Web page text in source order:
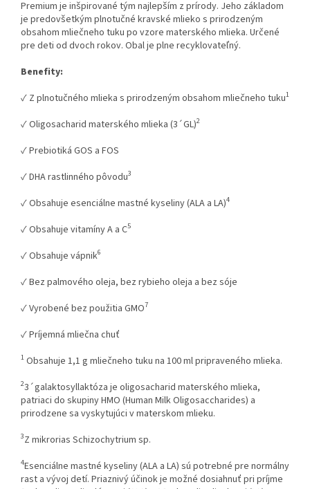
Premium je inšpirované tým najlepším z prírody. Jeho základom
je predovšetkým plnotučné kravské mlieko s prirodzeným
obsahom mliečneho tuku po vzore materského mlieka. Určené
pre deti od dvoch rokov. Obal je plne recyklovateľný.
Benefity:
✓ Z plnotučného mlieka s prirodzeným obsahom mliečneho tuku1
✓ Oligosacharid materského mlieka (3´GL)2
✓ Prebiotiká GOS a FOS
✓ DHA rastlinného pôvodu3
✓ Obsahuje esenciálne mastné kyseliny (ALA a LA)4
✓ Obsahuje vitamíny A a C5
✓ Obsahuje vápnik6
✓ Bez palmového oleja, bez rybieho oleja a bez sóje
✓ Vyrobené bez použitia GMO7
✓ Príjemná mliečna chuť
1 Obsahuje 1,1 g mliečneho tuku na 100 ml pripraveného mlieka.
23´galaktosyllaktóza je oligosacharid materského mlieka,
patriaci do skupiny HMO (Human Milk Oligosaccharides) a
prirodzene sa vyskytujúci v materskom mlieku.
3Z mikrorias Schizochytrium sp.
4Esenciálne mastné kyseliny (ALA a LA) sú potrebné pre normálny
rast a vývoj detí. Priaznivý účinok je možné dosiahnuť pri príjme